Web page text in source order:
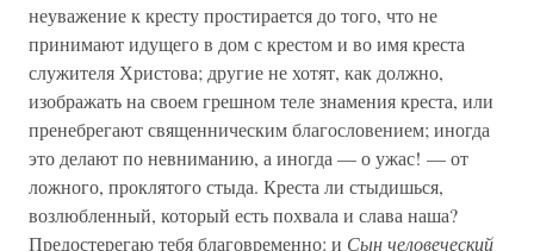
неуважение к кресту простирается до того, что не
принимают идущего в дом с крестом и во имя креста
служителя Христова; другие не хотят, как должно,
изображать на своем грешном теле знамения креста, или
пренебрегают священническим благословением; иногда
это делают по невниманию, а иногда — о ужас! — от
ложного, проклятого стыда. Креста ли стыдишься,
возлюбленный, который есть похвала и слава наша?
Предостерегаю тебя благовременно: и Сын человеческий